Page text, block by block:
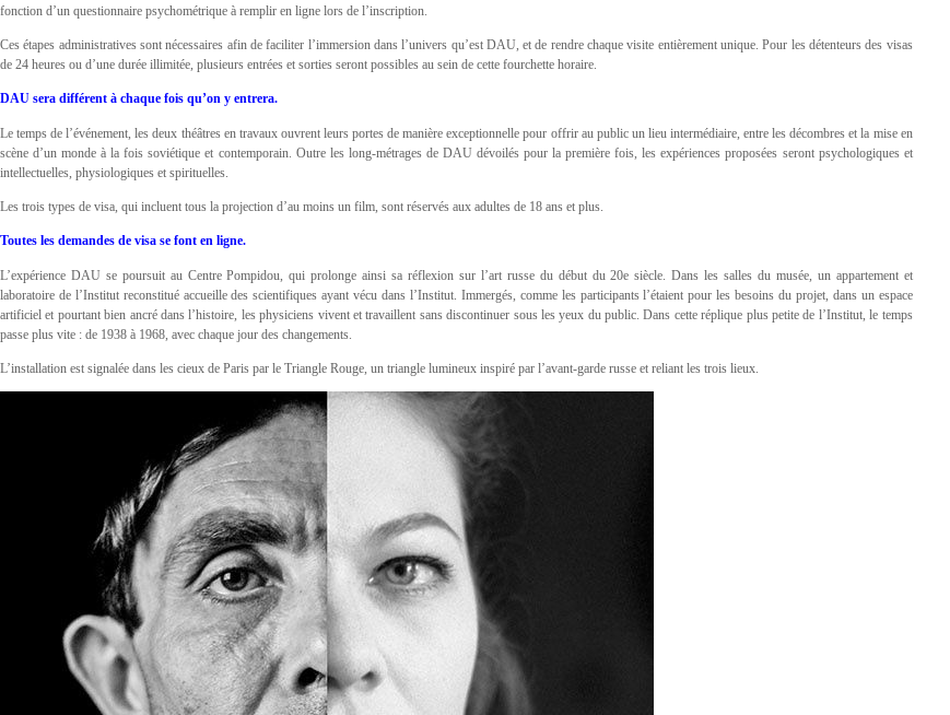
fonction d’un questionnaire psychométrique à remplir en ligne lors de l’inscription.
Ces étapes administratives sont nécessaires afin de faciliter l’immersion dans l’univers qu’est DAU, et de rendre chaque visite entièrement unique. Pour les détenteurs des visas
de 24 heures ou d’une durée illimitée, plusieurs entrées et sorties seront possibles au sein de cette fourchette horaire.
DAU sera différent à chaque fois qu’on y entrera.
Le temps de l’événement, les deux théâtres en travaux ouvrent leurs portes de manière exceptionnelle pour offrir au public un lieu intermédiaire, entre les décombres et la mise en
scène d’un monde à la fois soviétique et contemporain. Outre les long-métrages de DAU dévoilés pour la première fois, les expériences proposées seront psychologiques et
intellectuelles, physiologiques et spirituelles.
Les trois types de visa, qui incluent tous la projection d’au moins un film, sont réservés aux adultes de 18 ans et plus.
Toutes les demandes de visa se font en ligne.
L’expérience DAU se poursuit au Centre Pompidou, qui prolonge ainsi sa réflexion sur l’art russe du début du 20e siècle. Dans les salles du musée, un appartement et
laboratoire de l’Institut reconstitué accueille des scientifiques ayant vécu dans l’Institut. Immergés, comme les participants l’étaient pour les besoins du projet, dans un espace
artificiel et pourtant bien ancré dans l’histoire, les physiciens vivent et travaillent sans discontinuer sous les yeux du public. Dans cette réplique plus petite de l’Institut, le temps
passe plus vite : de 1938 à 1968, avec chaque jour des changements.
L’installation est signalée dans les cieux de Paris par le Triangle Rouge, un triangle lumineux inspiré par l’avant-garde russe et reliant les trois lieux.